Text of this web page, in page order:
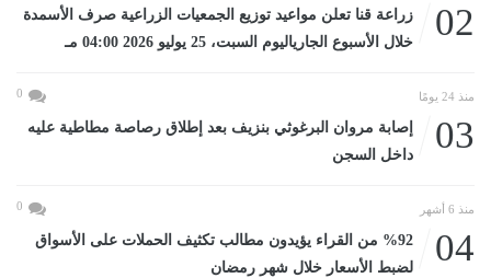
02
زراعة قنا تعلن مواعيد توزيع الجمعيات الزراعية صرف الأسمدة
خلال الأسبوع الجارياليوم السبت، 25 يوليو 2026 04:00 مـ
منذ 24 يومًا 0
03
إصابة مروان البرغوثي بنزيف بعد إطلاق رصاصة مطاطية عليه
داخل السجن
منذ 6 أشهر 0
04
%92 من القراء يؤيدون مطالب تكثيف الحملات على الأسواق
لضبط الأسعار خلال شهر رمضان